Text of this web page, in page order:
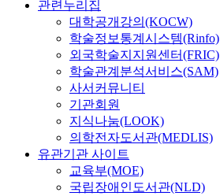
관련누리집
대학공개강의(KOCW)
학술정보통계시스템(Rinfo)
외국학술지지원센터(FRIC)
학술관계분석서비스(SAM)
사서커뮤니티
기관회원
지식나눔(LOOK)
의학전자도서관(MEDLIS)
유관기관 사이트
교육부(MOE)
국립장애인도서관(NLD)